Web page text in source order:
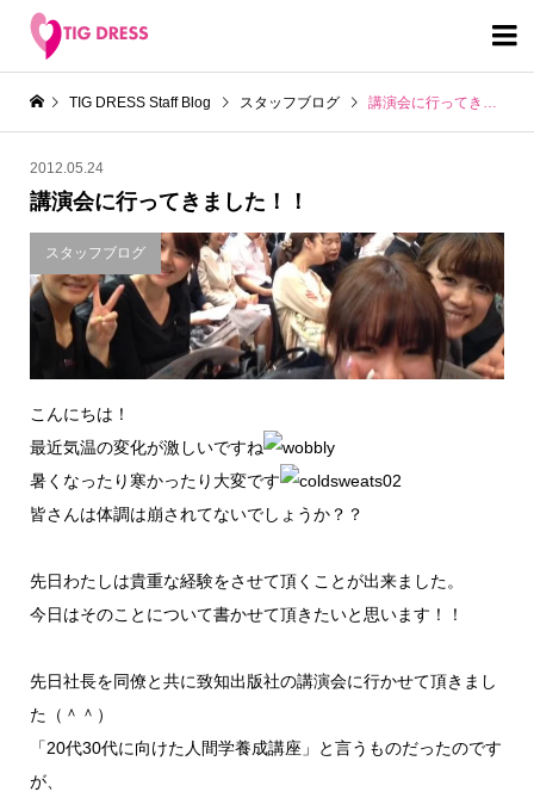

TIG DRESS Staff Blog スタッフブログ 講演会に行ってきました！！
2012.05.24
講演会に行ってきました！！
スタッフブログ
こんにちは！
最近気温の変化が激しいですね
暑くなったり寒かったり大変です
皆さんは体調は崩されてないでしょうか？？
先日わたしは貴重な経験をさせて頂くことが出来ました。
今日はそのことについて書かせて頂きたいと思います！！
先日社長を同僚と共に致知出版社の講演会に行かせて頂きまし
た（＾＾）
「20代30代に向けた人間学養成講座」と言うものだったのです
が、